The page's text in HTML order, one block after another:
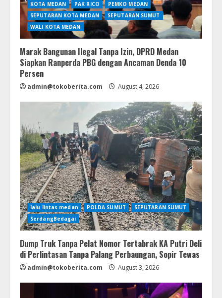
KOTA MEDAN PAK RICO
PEMKO MEDAN
SEPUTARAN KOTA MEDAN
SEPUTARAN SUMUT
WALI KOTA MEDAN
Marak Bangunan Ilegal Tanpa Izin, DPRD Medan
Siapkan Ranperda PBG dengan Ancaman Denda 10
Persen
admin@tokoberita.com August 4, 2026
lalu lintas medan POLDA SUMUT
SEPUTARAN SUMUT
SerdangBedagai
Dump Truk Tanpa Pelat Nomor Tertabrak KA Putri Deli
di Perlintasan Tanpa Palang Perbaungan, Sopir Tewas
admin@tokoberita.com August 3, 2026